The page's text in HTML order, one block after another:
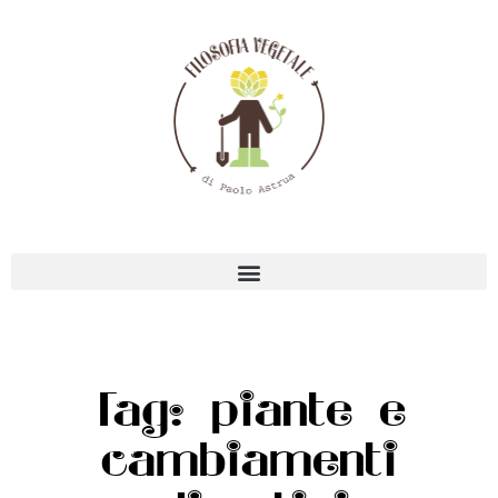
Tag: piante e
cambiamenti